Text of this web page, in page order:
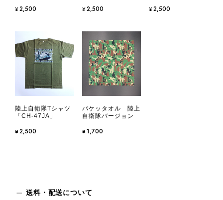
¥2,500 ¥2,500 ¥2,500
陸上自衛隊Tシャツ
「CH-47JA」
¥2,500
パケッタオル 陸上
自衛隊バージョン
¥1,700
送料・配送について